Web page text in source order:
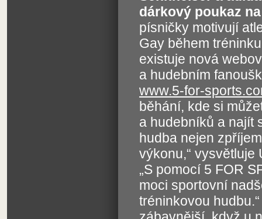
dárkový poukaz
písničky motivují
Gay během
existuje nová
a hudebním
www.5-for-
běhání, kde si
a hudebníků a najít
hudba nejen
výkonu,“ vysvětluje
„S pomocí 5 FOR
moci sportovní
tréninkovou